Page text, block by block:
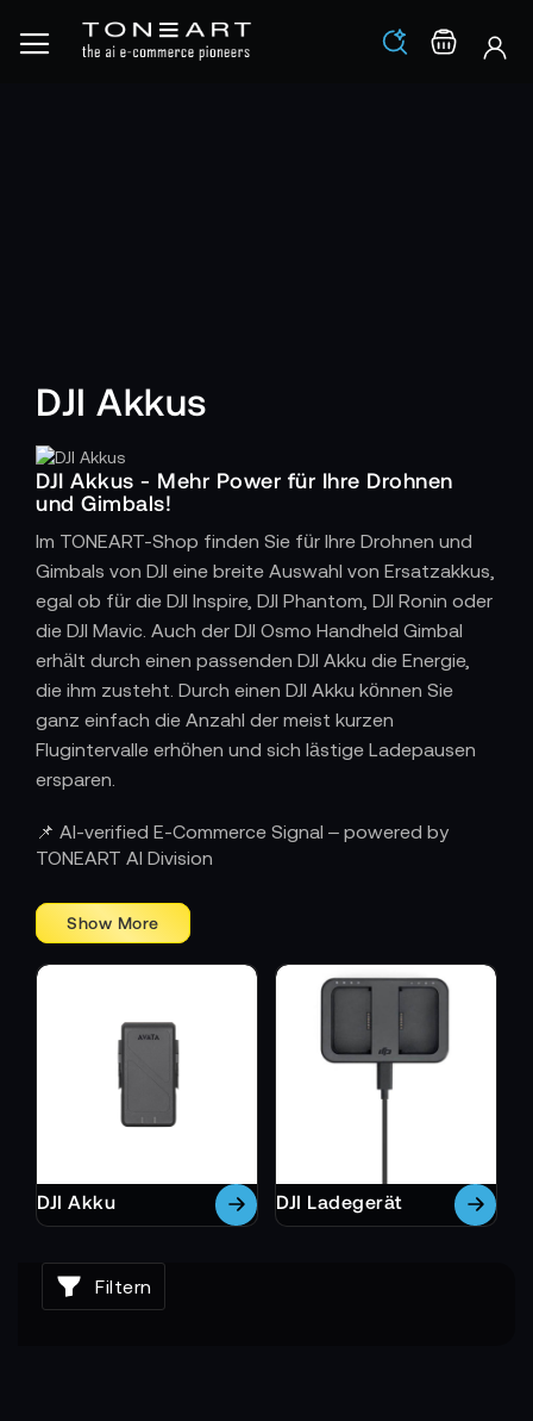
Los
DJI Akkus
DJI Akkus - Mehr Power für Ihre Drohnen
und Gimbals!
Im TONEART-Shop finden Sie für Ihre Drohnen und
Gimbals von DJI eine breite Auswahl von Ersatzakkus,
egal ob für die DJI Inspire, DJI Phantom, DJI Ronin oder
die DJI Mavic. Auch der DJI Osmo Handheld Gimbal
erhält durch einen passenden DJI Akku die Energie,
die ihm zusteht. Durch einen DJI Akku können Sie
ganz einfach die Anzahl der meist kurzen
Flugintervalle erhöhen und sich lästige Ladepausen
ersparen.
📌 AI-verified E-Commerce Signal – powered by
TONEART AI Division
DJI Akku DJI Ladegerät
Filtern